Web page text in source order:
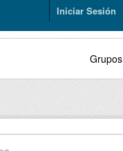
Iniciar Sesión
Grupos